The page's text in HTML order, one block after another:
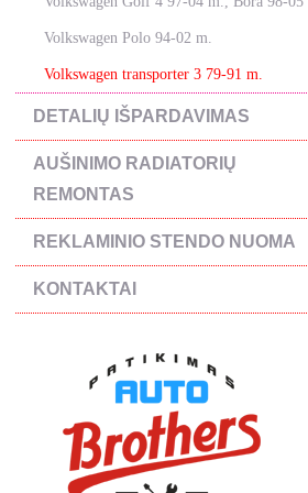
Volkswagen Polo 94-02 m.
Volkswagen transporter 3 79-91 m.
DETALIŲ IŠPARDAVIMAS
AUŠINIMO RADIATORIŲ
REMONTAS
REKLAMINIO STENDO NUOMA
KONTAKTAI